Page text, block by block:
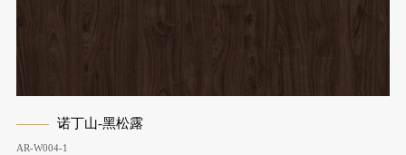
诺丁山-黑松露
AR-W004-1